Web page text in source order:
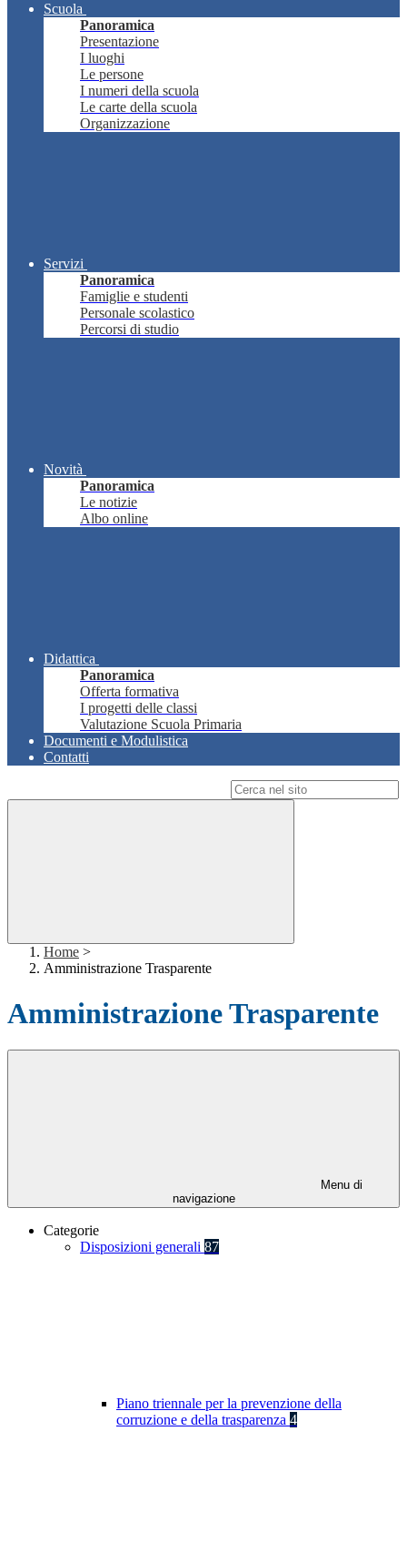
Scuola
Panoramica
Presentazione
I luoghi
Le persone
I numeri della scuola
Le carte della scuola
Organizzazione
Servizi
Panoramica
Famiglie e studenti
Personale scolastico
Percorsi di studio
Novità
Panoramica
Le notizie
Albo online
Didattica
Panoramica
Offerta formativa
I progetti delle classi
Valutazione Scuola Primaria
Documenti e Modulistica
Contatti
Home >
Amministrazione Trasparente
Amministrazione Trasparente
Menu di
navigazione
Categorie
Disposizioni generali 87
Piano triennale per la prevenzione della
corruzione e della trasparenza 4